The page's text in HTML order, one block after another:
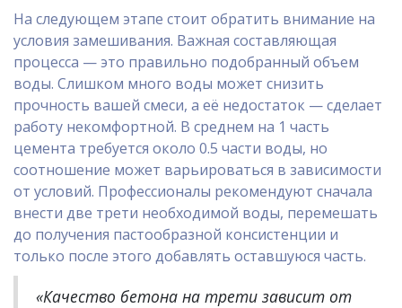
На следующем этапе стоит обратить внимание на
условия замешивания. Важная составляющая
процесса — это правильно подобранный объем
воды. Слишком много воды может снизить
прочность вашей смеси, а её недостаток — сделает
работу некомфортной. В среднем на 1 часть
цемента требуется около 0.5 части воды, но
соотношение может варьироваться в зависимости
от условий. Профессионалы рекомендуют сначала
внести две трети необходимой воды, перемешать
до получения пастообразной консистенции и
только после этого добавлять оставшуюся часть.
«Качество бетона на трети зависит от